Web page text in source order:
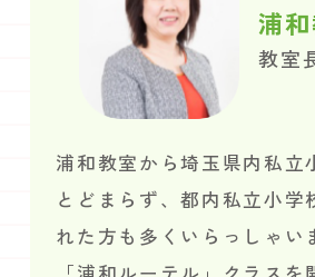
浦
教室
浦和教室から埼玉県内私立
とどまらず、都内私立小学
れた方も多くいらっしゃい